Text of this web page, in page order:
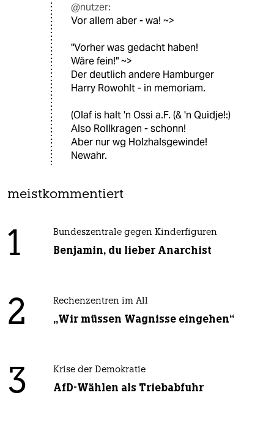
@nutzer:
Vor allem aber - wa! ~>
"Vorher was gedacht haben!
Wäre fein!" ~>
Der deutlich andere Hamburger
Harry Rowohlt - in memoriam.
(Olaf is halt 'n Ossi a.F. (& 'n Quidje!:)
Also Rollkragen - schonn!
Aber nur wg Holzhalsgewinde!
Newahr.
meistkommentiert
1 Bundeszentrale gegen Kinderfiguren
Benjamin, du lieber Anarchist
2 Rechenzentren im All
„Wir müssen Wagnisse eingehen“
3 Krise der Demokratie
AfD-Wählen als Triebabfuhr